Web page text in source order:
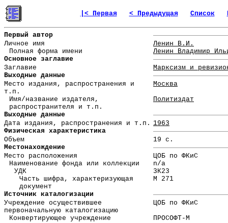
|< Первая < Предыдущая Список
Первый автор
Личное имя
Ленин В.И.
Полная форма имени
Ленин Владимир
Основное заглавие
Заглавие
Марксизм и
Выходные данные
Место издания, распространения и
т.п.
Москва
Имя/название издателя,
распространителя и т.п.
Политиздат
Выходные данные
Дата издания, распространения и т.п. 1963
Физическая характеристика
Объем
19 с.
Местонахождение
Место расположения
ЦОБ по ФКиС
Наименование фонда или коллекции
n/a
УДК
3К23
Часть шифра, характеризующая
документ
М 271
Источник каталогизации
Учреждение осуществившее
первоначальную каталогизацию
ЦОБ по ФКиС
Конвертирующее учреждение
ПРОСОФТ-М